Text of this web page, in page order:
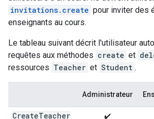
invitations.create pour inviter des
enseignants au cours.
Le tableau suivant décrit l'utilisateur
requêtes aux méthodes create et
ressources Teacher et Student .
Administrateur
CreateTeacher ✔️